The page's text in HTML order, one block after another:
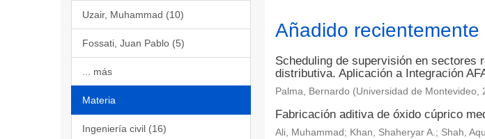
Uzair, Muhammad (10)
Fossati, Juan Pablo (5)
... más
Materia
Ingeniería civil (16)
Añadido recientemente
Scheduling de supervisión en sectores
distributiva. Aplicación a Integración
Palma, Bernardo (Universidad de Montevideo,
Fabricación aditiva de óxido cúprico
Ali, Muhammad; Khan, Shaheryar A.; Shah,